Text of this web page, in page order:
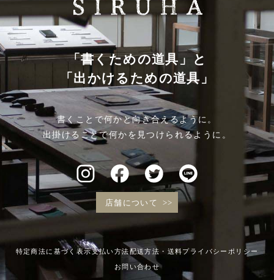
「書くための道具」と
「出かけるための道具」
書くことで何かと向き合えるように。
出掛けることで何かを見つけられるように。
店舗について
特定商法に基づく表示支払い方法配送方法・送料プライバシーポリシー
お問い合わせ